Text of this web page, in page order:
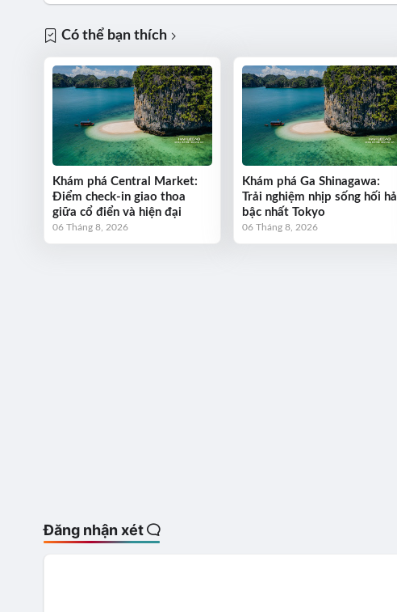
Có thể bạn thích
Khám phá Central Market:
Điểm check-in giao thoa
giữa cổ điển và hiện đại
06 Tháng 8, 2026
Khám phá Ga Shinagawa:
Trải nghiệm nhịp sống hối hả
bậc nhất Tokyo
06 Tháng 8, 2026
Đăng nhận xét